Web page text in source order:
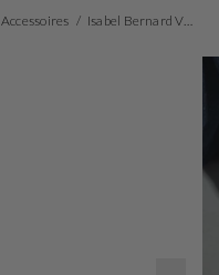
Accessoires Isabel Bernard Vendôme Blandine Kroko Braun Kalbsleder Loafers IB51015-230-37